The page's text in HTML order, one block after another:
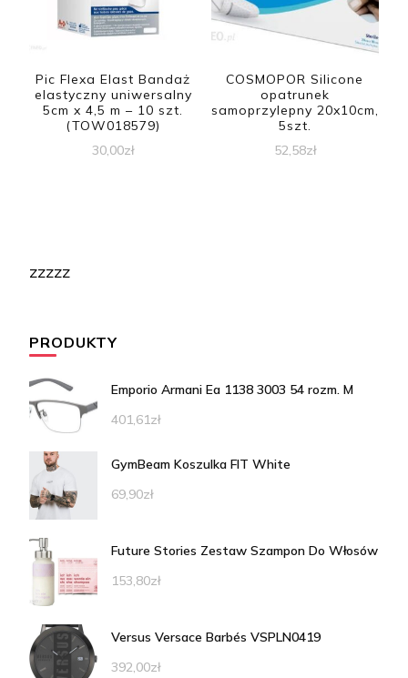
Pic Flexa Elast Bandaż
elastyczny uniwersalny
5cm x 4,5 m – 10 szt.
(TOW018579)
30,00zł
COSMOPOR Silicone
opatrunek
samoprzylepny 20x10cm,
5szt.
52,58zł
zzzzz
PRODUKTY
Emporio Armani Ea 1138 3003 54 rozm. M
401,61zł
GymBeam Koszulka FIT White
69,90zł
Future Stories Zestaw Szampon Do Włosów
153,80zł
Versus Versace Barbés VSPLN0419
392,00zł